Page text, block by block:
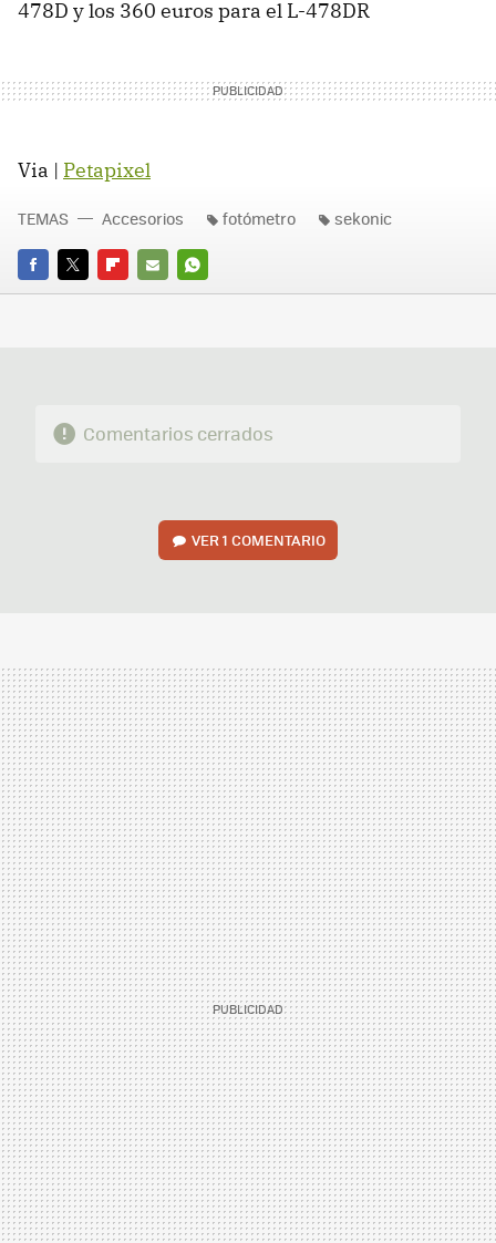
478D y los 360 euros para el L-478DR
Via | Petapixel
FACEBOOK
TWITTERFLIPBOARD
E-
WHATSAPP
TEMAS Accesorios fotómetro sekonic
Comentarios cerrados
VER1 COMENTARIO